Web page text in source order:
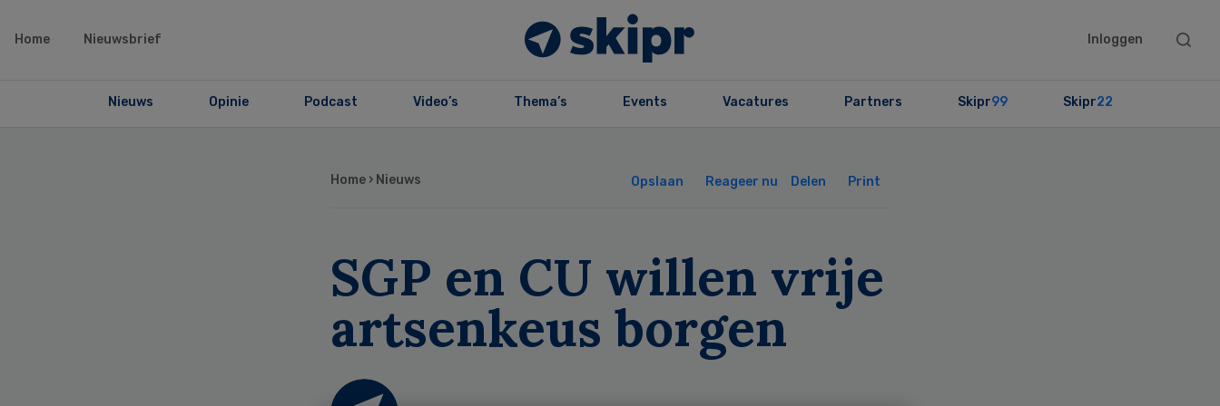
Home Nieuwsbrief Inloggen
Search
Nieuws Opinie Podcast Video’s Thema’s Events Vacatures Partners Skipr99 Skipr22
Home › Nieuws Opslaan Reageer nu Delen Print
SGP en CU willen vrije
artsenkeus borgen